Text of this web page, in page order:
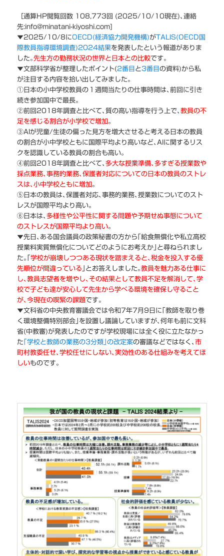
［通算HP閲覧回数 108,773回 (2025/10/10現在)､連絡
先:info@minatani-kiyoshi.com]
▼2025/10/8にOECD(経済協力開発機構)が TALIS(OECD国
際教員指導環境調査)2024結果を発表したという報道がありま
した｡先生方の勤務状況の世界と日本との比較です｡
▼文部科学省が整理したポイント(2番目 と3番目の資料)から私
が注目する内容を拾い出してみました｡
①日本の小中学校教員の１週間当たりの仕事時間は､前回に引き
続き参加国中で最長｡
②前回2018年調査と比べて､質の高い指導を行う上で､教員の不
足を感じる割合が小学校で増加 ｡
③AIが児童/生徒の偏った見方を増大させると考える日本の教員
の割合が小中学校ともに国際平均より高いなど､AIに関するリス
クを認識している教員の割合も高い｡
④前回2018年調査と比べて､多大な授業準備､多すぎる授業数や
採点業務､事務的業務､保護者対応についての日本の教員のストレ
スは､小中学校ともに増加 ｡
⑤日本の教員は､保護者対応､事務的業務､授業数についてのスト
レスが国際平均より高い｡
⑥日本は､多様性や公平性に関する問題や予期せぬ事態について
のストレスが国際平均より高い｡
▼先日､ある国会議員の政策秘書の方から｢給食無償化や私立高校
授業料実質無償化についてどのようにお考えか｣と尋ねられまし
た｡｢学校が崩壊しつつある現状を踏まえると､税金を投入する優
先順位が間違っている ｣とお答えしました｡教員を魅力ある仕事に
し､教員志望者を増やし､その結果として教員不足を解消して､学
校で子ども達が安心して先生から学べる環境を確保し守ること
が､今現在の喫緊の課題です｡
▼文科省の中央教育審議会では令和7年7月9日に｢教師を取り巻
く環境整備特別部会｣を設置し議論していますが､何年も前に文科
省(中教審)が発表したのですが学校現場には全く役に立たなかっ
た ｢学校と教師の業務の3分類｣の改定案の審議などではなく､市
町村教委任せ､学校任せにしない､実効性のある仕組みを考えてほ
しいものです｡